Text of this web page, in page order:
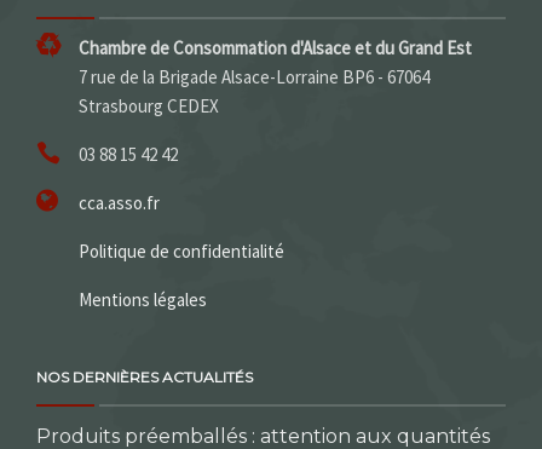
Chambre de Consommation d'Alsace et du Grand Est
7 rue de la Brigade Alsace-Lorraine BP6 - 67064
Strasbourg CEDEX
03 88 15 42 42
cca.asso.fr
Politique de confidentialité
Mentions légales
NOS DERNIÈRES ACTUALITÉS
Produits préemballés : attention aux quantités